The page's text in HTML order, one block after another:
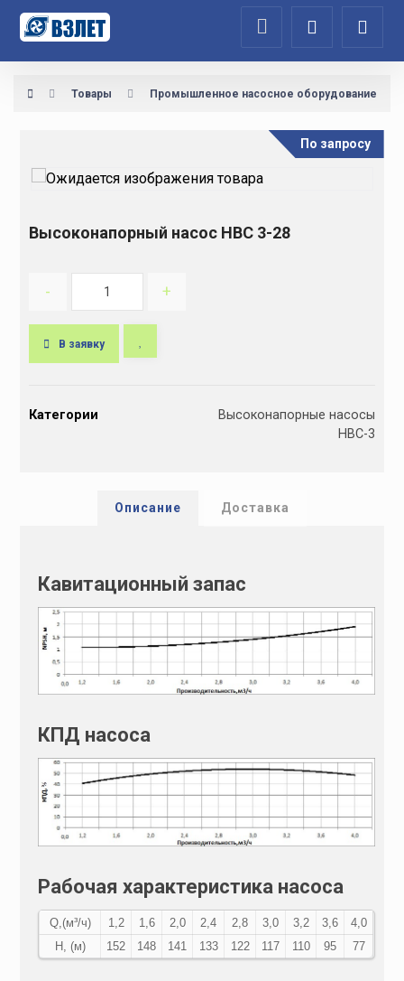
Товары Промышленное насосное оборудование
Высоконапорный насос НВС 3-28
По запросу
- +
В заявку
tКатегории
Высоконапорные насосы
НВС-3
Описание Доставка
Кавитационный запас
КПД насоса
Рабочая характеристика насоса
Q,(м³/ч) 1,2 1,6 2,0 2,4 2,8 3,0 3,2 3,6
4,0
Н, (м)
152 148 141 133 122 117 110 95 77